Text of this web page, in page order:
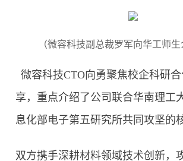
（微容科技副总裁罗军向华工师生
微容科技CTO向勇聚焦校企科研
享，重点介绍了公司联合华南理工
息化部电子第五研究所共同攻坚的
双方携手深耕材料领域技术创新，